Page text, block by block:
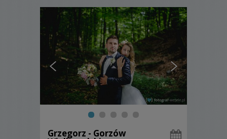
Grzegorz - Gorzów